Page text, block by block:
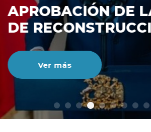
modo claro
DE
NACIONAL
Ver más